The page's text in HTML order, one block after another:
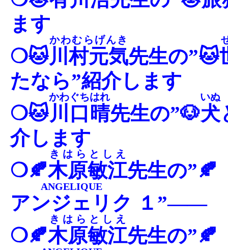
ます
❍🐱川村元気
かわむらげんき
先生の”🐱
たなら”紹介します
❍🐱川口晴
かわぐちはれ
先生の”🐶犬
いぬ
介します
❍🍂木原敏江
きはらとしえ
先生の”🍂
アンジェリク
ANGELIQUE
１”――
❍🍂木原敏江
きはらとしえ
先生の”🍂